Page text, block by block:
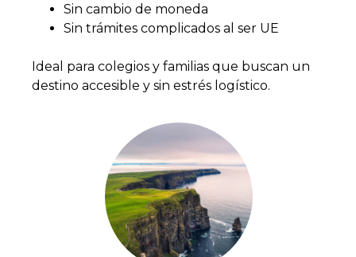
Sin cambio de moneda
Sin trámites complicados al ser UE
Ideal para colegios y familias que buscan un
destino accesible y sin estrés logístico.